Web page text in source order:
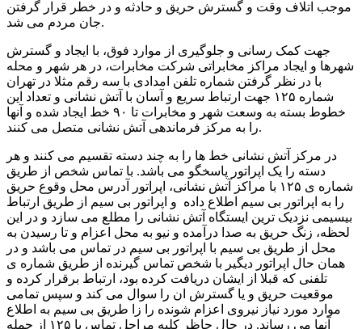
موجب اتلاف وقت و گسترش حریق و حادثه و در خطر قرار گرفتن
جان مردم می شد.
جهت کمک رسانی و جلوگیری از موارد فوق، با ایجاد و گسترش
شهرها و ایجاد مراکز مخابراتی شرکت مخابرات، در هر شهر و محله
با در نظر گرفتن شماره تلفن امدادی با سه رقم مثلا در تهران
شماره ۱۲۵ جهت ارتباط سریع و آسان با آتش نشانی و تعداد این
خطوط بسته به وسعت شهر و مخابرات تا ۹۰ خط ایجاد شده و آنها
را به مرکز فرماندهی آتش نشانی متصل می کنند.
در مرکز آتش نشانی خط ها را به چند دسته تقسیم می کنند و هر
دسته را یک اپراتور پاسخگو می باشد. با تماس شخص از طریق
شماره ی ۱۲۵ با مراکز آتش نشانی، اپراتور آدرس محل وقوع حریق
را به اپراتور بی سیم اطلاع داده و اپراتور بی سیم از طریق ارتباط
بیسیمی نزدیک ترین ایستگاه آتش نشانی را مطلع می سازد و در این
لحظه، زنگ حریق به صدا درآمده و نیو به محل اعزام و تا رسیدن به
محل از طریق بی سیم با اپراتور بی سیم در تماس می باشد و در
همان حال اپراتور دیگیر با شخص تماس گیرنده از طریق شماره ی
تلفنی که قبلا از ایشان دریافت کرده بود، ارتباط برقرار کرده و
موقعیت حریق و یا گسترش ان را سوال می کند و سپس تمامی
موارد مورد نیاز نیروی اعزام شونده را زا طریق بی سیم به اطلاع
آنها می رساند. در حال حاظر کلیه مراحل تماس با ۱۲۵ از جمله